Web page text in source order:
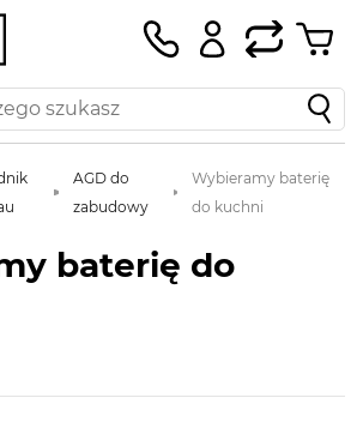
AGD do
zabudowy
Wybieramy baterię
do kuchni
baterię do